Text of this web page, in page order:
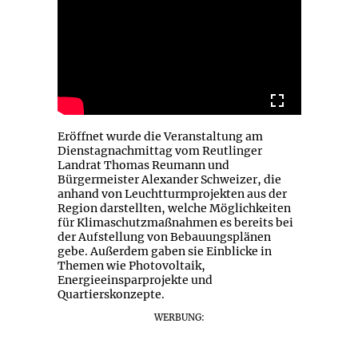
Eröffnet wurde die Veranstaltung am
Dienstagnachmittag vom Reutlinger
Landrat Thomas Reumann und
Bürgermeister Alexander Schweizer, die
anhand von Leuchtturmprojekten aus der
Region darstellten, welche Möglichkeiten
für Klimaschutzmaßnahmen es bereits bei
der Aufstellung von Bebauungsplänen
gebe. Außerdem gaben sie Einblicke in
Themen wie Photovoltaik,
Energieeinsparprojekte und
Quartierskonzepte.
WERBUNG: